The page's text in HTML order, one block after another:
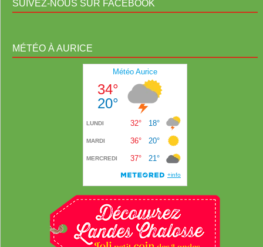
SUIVEZ-NOUS SUR FACEBOOK
MÉTÉO À AURICE